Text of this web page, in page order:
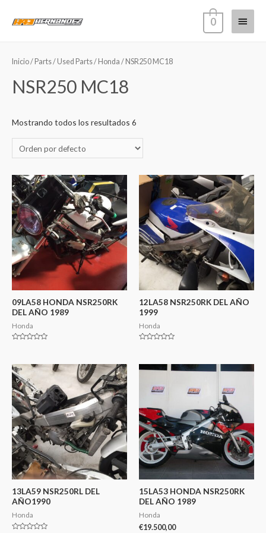
0
Inicio/ Parts/ Used Parts/ Honda / NSR250 MC18
NSR250 MC18
Mostrando todos los resultados 6
09LA58 HONDA NSR250RK
DEL AÑO 1989
Honda
de
5
12LA58 NSR250RK DEL AÑO
1999
Honda
de
13LA59 NSR250RL DEL
AÑO1990
Honda
15LA53 HONDA NSR250RK
DEL AÑO 1989
Honda
€19.500,00